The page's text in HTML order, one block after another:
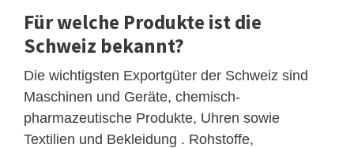
Für welche Produkte ist die
Schweiz bekannt?
Die wichtigsten Exportgüter der Schweiz sind
Maschinen und Geräte, chemisch-
pharmazeutische Produkte, Uhren sowie
Textilien und Bekleidung . Rohstoffe,